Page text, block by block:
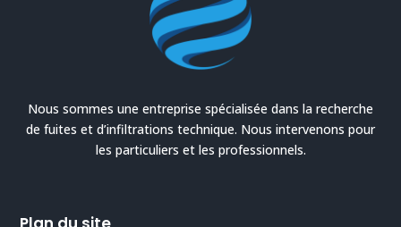
Nous sommes une entreprise spécialisée dans la recherche
de fuites et d’infiltrations technique. Nous intervenons pour
les particuliers et les professionnels.